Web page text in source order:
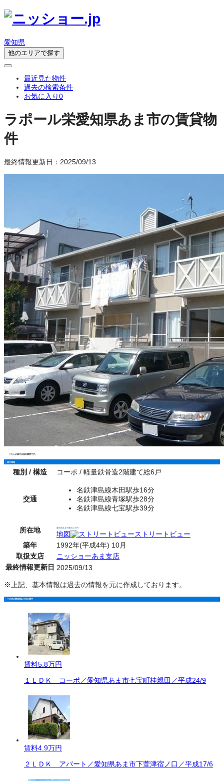
愛知県
他のエリアで探す
最近見た物件
過去の検索条件
お気に入り0
ラポール栄愛知県あま市の賃貸物
件
最終情報更新日：2025/09/13
こちらの物件は現在満室です。
物件情報
種別 / 構造 コーポ / 軽量鉄骨造2階建て総6戸
交通
名鉄津島線木田駅歩16分
名鉄津島線青塚駅歩28分
名鉄津島線七宝駅歩39分
所在地 愛知県あま市篠田上大門
地図
ストリートビュー
築年
1992年(平成4年) 10月
取扱支店
ニッショーあま支店
最終情報更新日 2025/09/13
※上記、基本情報は過去の情報を元に作成しております。
その他の愛知県あま市の物件
賃料5.8万円
１ＬＤＫ コーポ／愛知県あま市七宝町桂親田／平成24/9
賃料4.9万円
２ＬＤＫ アパート／愛知県あま市下萱津宿ノ口／平成17/6